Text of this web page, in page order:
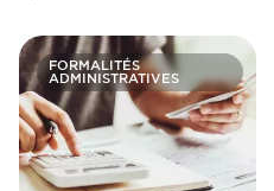
FORMALITÉS
ADMINISTRATIVES